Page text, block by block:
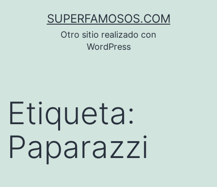
SUPERFAMOSOS.COM
Otro sitio realizado con
WordPress
Etiqueta:
Paparazzi